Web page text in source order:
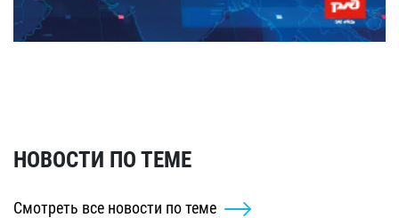
НОВОСТИ ПО ТЕМЕ
Смотреть все новости по теме